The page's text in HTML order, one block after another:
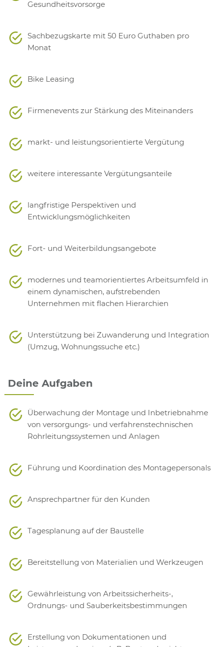
Gesundheitsvorsorge
Sachbezugskarte mit 50 Euro Guthaben pro
Monat
Bike Leasing
Firmenevents zur Stärkung des Miteinanders
markt- und leistungsorientierte Vergütung
weitere interessante Vergütungsanteile
langfristige Perspektiven und
Entwicklungsmöglichkeiten
Fort- und Weiterbildungsangebote
modernes und teamorientiertes Arbeitsumfeld in
einem dynamischen, aufstrebenden
Unternehmen mit flachen Hierarchien
Unterstützung bei Zuwanderung und Integration
(Umzug, Wohnungssuche etc.)
Deine Aufgaben
Überwachung der Montage und Inbetriebnahme
von versorgungs- und verfahrenstechnischen
Rohrleitungssystemen und Anlagen
Führung und Koordination des Montagepersonals
Ansprechpartner für den Kunden
Tagesplanung auf der Baustelle
Bereitstellung von Materialien und Werkzeugen
Gewährleistung von Arbeitssicherheits-,
Ordnungs- und Sauberkeitsbestimmungen
Erstellung von Dokumentationen und